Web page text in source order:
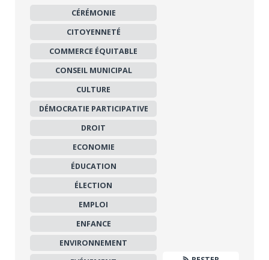
CÉRÉMONIE
CITOYENNETÉ
COMMERCE ÉQUITABLE
CONSEIL MUNICIPAL
CULTURE
DÉMOCRATIE PARTICIPATIVE
DROIT
ECONOMIE
ÉDUCATION
ÉLECTION
EMPLOI
ENFANCE
ENVIRONNEMENT